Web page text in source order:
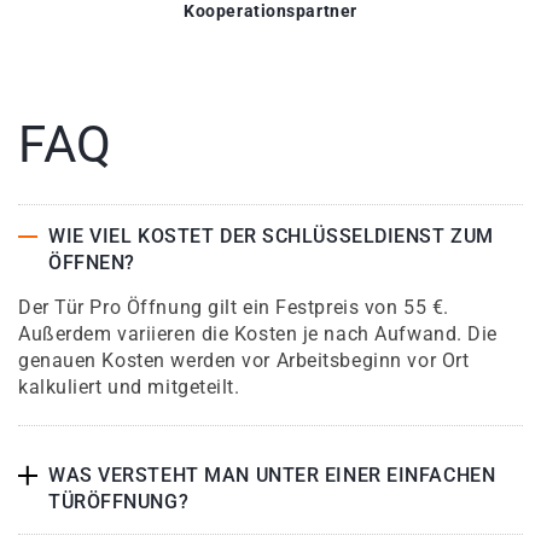
Kooperationspartner
FAQ
WIE VIEL KOSTET DER SCHLÜSSELDIENST ZUM
ÖFFNEN?
Der Tür Pro Öffnung gilt ein Festpreis von 55 €.
Außerdem variieren die Kosten je nach Aufwand. Die
genauen Kosten werden vor Arbeitsbeginn vor Ort
kalkuliert und mitgeteilt.
WAS VERSTEHT MAN UNTER EINER EINFACHEN
TÜRÖFFNUNG?